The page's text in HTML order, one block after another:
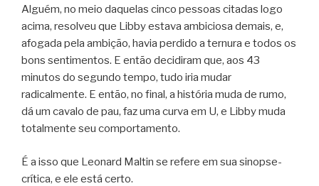
Alguém, no meio daquelas cinco pessoas citadas logo
acima, resolveu que Libby estava ambiciosa demais, e,
afogada pela ambição, havia perdido a ternura e todos os
bons sentimentos. E então decidiram que, aos 43
minutos do segundo tempo, tudo iria mudar
radicalmente. E então, no final, a história muda de rumo,
dá um cavalo de pau, faz uma curva em U, e Libby muda
totalmente seu comportamento.
É a isso que Leonard Maltin se refere em sua sinopse-
crítica, e ele está certo.